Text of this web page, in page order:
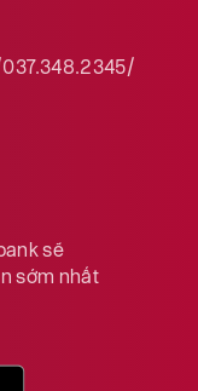
sẽ
sớm nhất